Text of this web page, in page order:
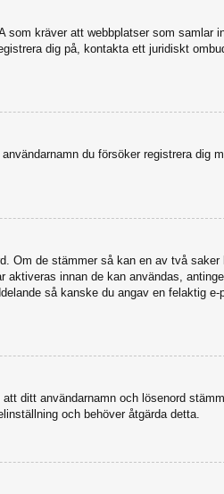
kräver att webbplatser som
dig på, kontakta ett juridiskt
du försöker registrera
Om de stämmer så kan en av två
innan de kan användas,
så kanske du angav en felaktig
ditt användarnamn och lösenord
och behöver åtgärda detta.